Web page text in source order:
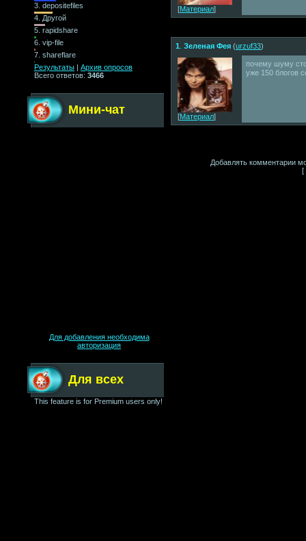
3. depositefiles
4. Другой
5. rapidshare
6. vip-file
7. shareflare
Результаты | Архив опросов
Всего ответов: 3466
Мини-чат
Для добавления необходима
авторизация
Для всех
This feature is for Premium users only!
[Материал]
1 Зеленая Фея (urzuf33)
[Материал]
почему шуму
уже 150 блогов
Добавлять комментарии
[